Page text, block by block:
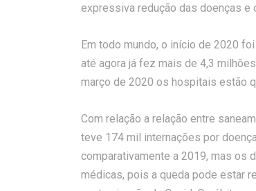
expressiva redução das doenças e
Em todo mundo, o início de 2020
até agora já fez mais de 4,3
março de 2020 os hospitais estão
Com relação a relação entre
teve 174 mil internações por
comparativamente a 2019, mas os
médicas, pois a queda pode estar